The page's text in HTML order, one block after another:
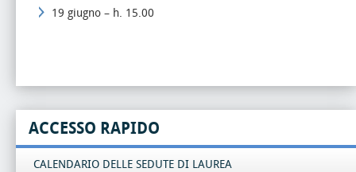
19 giugno – h. 15.00
ACCESSO RAPIDO
CALENDARIO DELLE SEDUTE DI LAUREA